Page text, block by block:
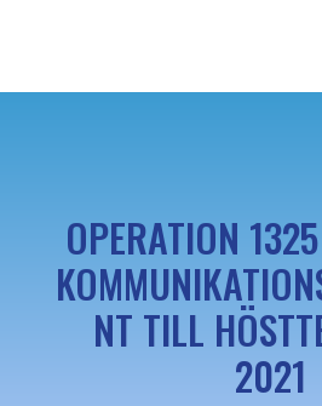
OPERATION
NT TILL
2021